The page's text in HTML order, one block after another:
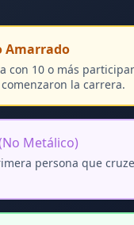
Amarrado
con 10 o más
la carrera.
Metálico)
persona que